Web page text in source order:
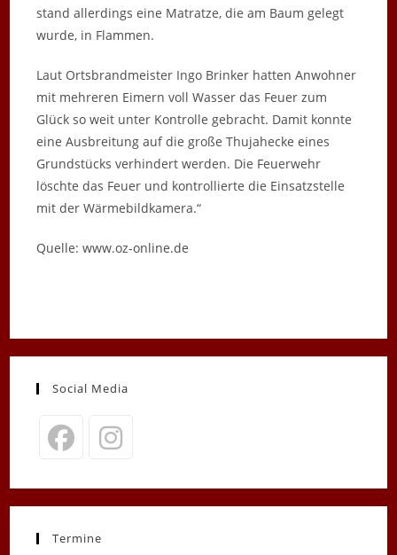
stand allerdings eine Matratze, die am Baum gelegt
wurde, in Flammen.
Laut Ortsbrandmeister Ingo Brinker hatten Anwohner
mit mehreren Eimern voll Wasser das Feuer zum
Glück so weit unter Kontrolle gebracht. Damit konnte
eine Ausbreitung auf die große Thujahecke eines
Grundstücks verhindert werden. Die Feuerwehr
löschte das Feuer und kontrollierte die Einsatzstelle
mit der Wärmebildkamera.“
Quelle: www.oz-online.de
Social Media
in
new
in
new
Termine